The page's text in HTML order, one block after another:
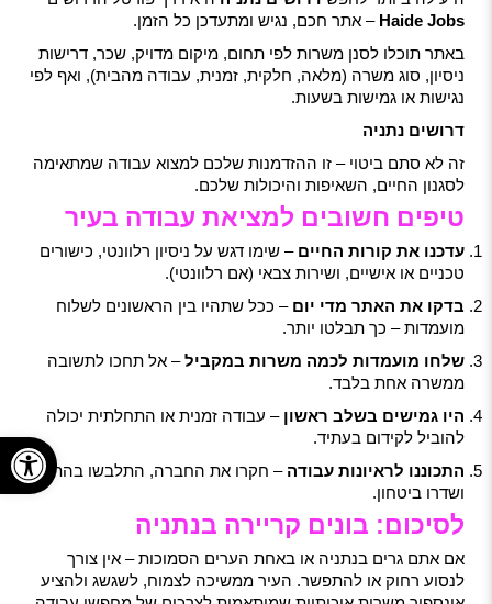
Haide Jobs – אתר חכם, נגיש ומתעדכן כל הזמן.
באתר תוכלו לסנן משרות לפי תחום, מיקום מדויק, שכר, דרישות
ניסיון, סוג משרה (מלאה, חלקית, זמנית, עבודה מהבית), ואף לפי
נגישות או גמישות בשעות.
דרושים נתניה
זה לא סתם ביטוי – זו ההזדמנות שלכם למצוא עבודה שמתאימה
לסגנון החיים, השאיפות והיכולות שלכם.
טיפים חשובים למציאת עבודה בעיר
עדכנו את קורות החיים – שימו דגש על ניסיון רלוונטי, כישורים
טכניים או אישיים, ושירות צבאי (אם רלוונטי).
בדקו את האתר מדי יום – ככל שתהיו בין הראשונים לשלוח
מועמדות – כך תבלטו יותר.
שלחו מועמדות לכמה משרות במקביל– אל תחכו לתשובה
ממשרה אחת בלבד.
היו גמישים בשלב ראשון – עבודה זמנית או התחלתית יכולה
להוביל לקידום בעתיד.
התכוננו לראיונות עבודה – חקרו את החברה, התלבשו בהתאם
ושדרו ביטחון.
לסיכום: בונים קריירה בנתניה
אם אתם גרים בנתניה או באחת הערים הסמוכות – אין צורך
לנסוע רחוק או להתפשר. העיר ממשיכה לצמוח, לשגשג ולהציע